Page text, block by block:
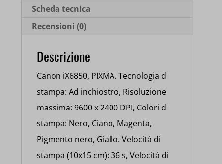
Scheda tecnica
Recensioni (0)
Descrizione
Canon iX6850, PIXMA. Tecnologia di
stampa: Ad inchiostro, Risoluzione
massima: 9600 x 2400 DPI, Colori di
stampa: Nero, Ciano, Magenta,
Pigmento nero, Giallo. Velocità di
stampa (10x15 cm): 36 s, Velocità di